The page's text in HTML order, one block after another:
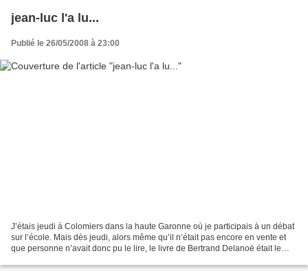
jean-luc l'a lu...
Publié le 26/05/2008 à 23:00
J’étais jeudi à Colomiers dans la haute Garonne où je participais à un débat
sur l’école. Mais dès jeudi, alors même qu’il n’était pas encore en vente et
que personne n’avait donc pu le lire, le livre de Bertrand Delanoë était le